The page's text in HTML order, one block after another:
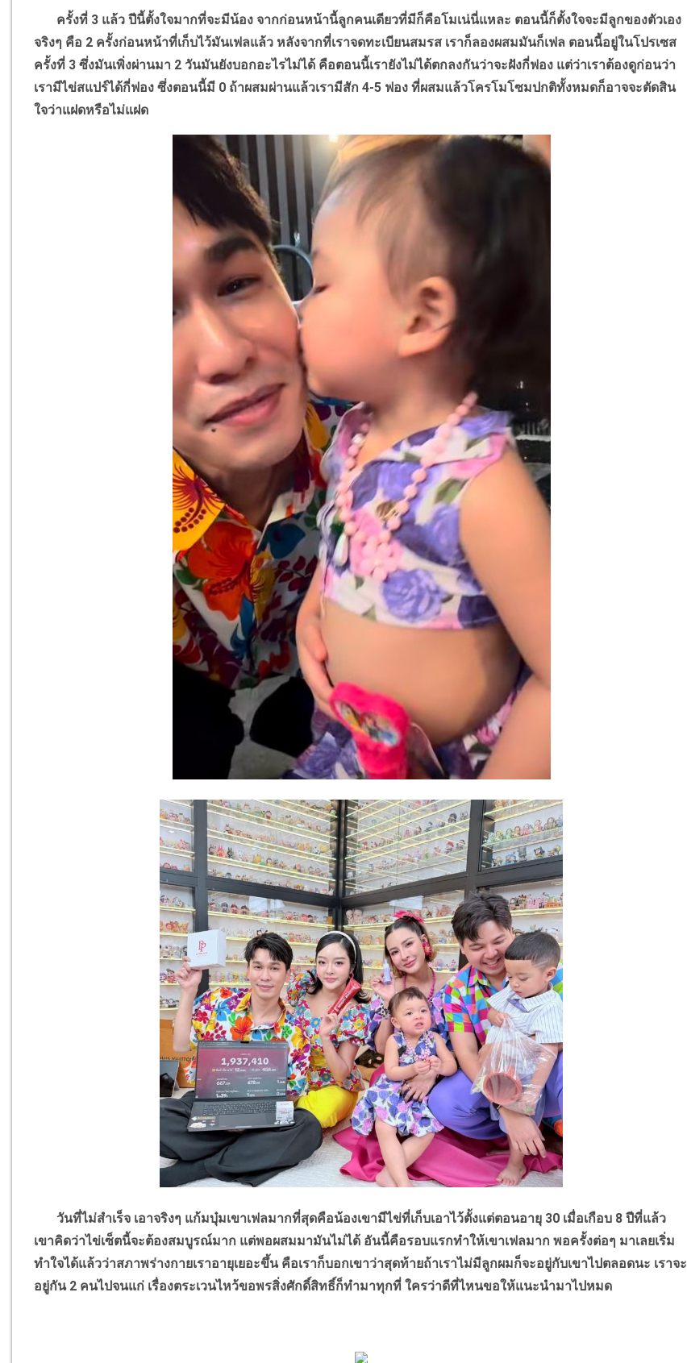
ครั้งที่ 3 แล้ว ปีนี้ตั้งใจมากที่จะมีน้อง จากก่อนหน้านี้ลูกคนเดียวที่มีก็คือโมเน่นี่แหละ ตอนนี้ก็ตั้งใจจะมีลูกของตัวเอง
จริงๆ คือ 2 ครั้งก่อนหน้าที่เก็บไว้มันเฟลแล้ว หลังจากที่เราจดทะเบียนสมรส เราก็ลองผสมมันก็เฟล ตอนนี้อยู่ในโปรเซส
ครั้งที่ 3 ซึ่งมันเพิ่งผ่านมา 2 วันมันยังบอกอะไรไม่ได้ คือตอนนี้เรายังไม่ได้ตกลงกันว่าจะฝังกี่ฟอง แต่ว่าเราต้องดูก่อนว่า
เรามีไข่สแปร์ได้กี่ฟอง ซึ่งตอนนี้มี 0 ถ้าผสมผ่านแล้วเรามีสัก 4-5 ฟอง ที่ผสมแล้วโครโมโซมปกติทั้งหมดก็อาจจะตัดสิน
ใจว่าแฝดหรือไม่แฝด
วันที่ไม่สำเร็จ เอาจริงๆ แก้มบุ๋มเขาเฟลมากที่สุดคือน้องเขามีไข่ที่เก็บเอาไว้ตั้งแต่ตอนอายุ 30 เมื่อเกือบ 8 ปีที่แล้ว
เขาคิดว่าไข่เซ็ตนี้จะต้องสมบูรณ์มาก แต่พอผสมมามันไม่ได้ อันนี้คือรอบแรกทำให้เขาเฟลมาก พอครั้งต่อๆ มาเลยเริ่ม
ทำใจได้แล้วว่าสภาพร่างกายเราอายุเยอะขึ้น คือเราก็บอกเขาว่าสุดท้ายถ้าเราไม่มีลูกผมก็จะอยู่กับเขาไปตลอดนะ เราจะ
อยู่กัน 2 คนไปจนแก่ เรื่องตระเวนไหว้ขอพรสิ่งศักดิ์สิทธิ์ก็ทำมาทุกที่ ใครว่าดีที่ไหนขอให้แนะนำมาไปหมด